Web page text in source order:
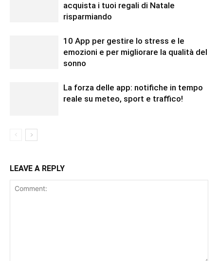
acquista i tuoi regali di Natale
risparmiando
10 App per gestire lo stress e le
emozioni e per migliorare la qualità del
sonno
La forza delle app: notifiche in tempo
reale su meteo, sport e traffico!
LEAVE A REPLY